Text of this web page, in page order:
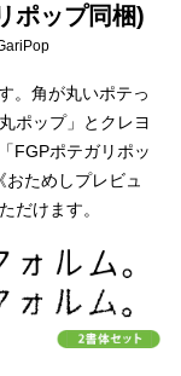
清朝体
行書体
勘亭流
イン毛筆
ポップ同梱)
。角が丸いポテっ
ポップ」とクレヨ
FGPポテガリポッ
ためしプレビュ
だけます。